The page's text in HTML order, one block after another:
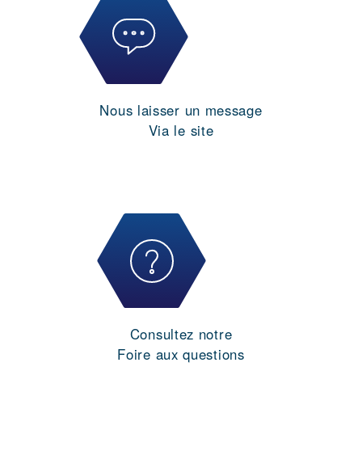
Nous laisser un message
Via le site
Consultez notre
Foire aux questions